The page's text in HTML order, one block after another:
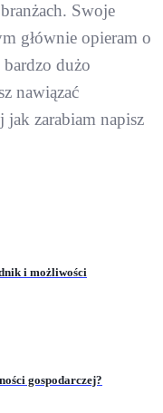
Swoje
głównie opieram o
dużo
nawiązać
jak zarabiam napisz
i możliwości
gospodarczej?